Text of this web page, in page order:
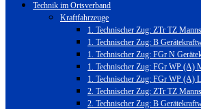
Technik im Ortsverband
Kraftfahrzeuge
1. Technischer Zug: ZTr TZ
1. Technischer Zug: B
1. Technischer Zug: FGr N
1. Technischer Zug: FGr WP (A)
1. Technischer Zug: FGr WP (A)
2. Technischer Zug: ZTr TZ
2. Technischer Zug: B